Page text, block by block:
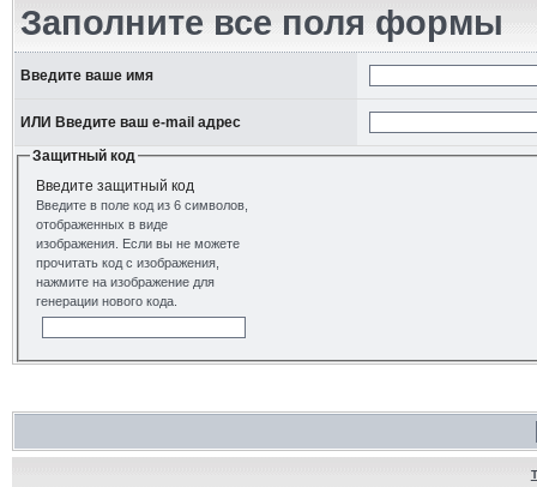
Заполните все поля формы
Введите ваше имя
ИЛИ Введите ваш e-mail адрес
Защитный код
Введите защитный код
Введите в поле код из 6 символов,
отображенных в виде
изображения. Если вы не можете
прочитать код с изображения,
нажмите на изображение для
генерации нового кода.